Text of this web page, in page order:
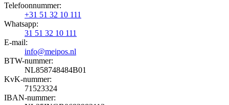
Telefoonnummer:
+31 51 32 10 111
Whatsapp:
31 51 32 10 111
E-mail:
info@meipos.nl
BTW-nummer:
NL858748484B01
KvK-nummer:
71523324
IBAN-nummer: